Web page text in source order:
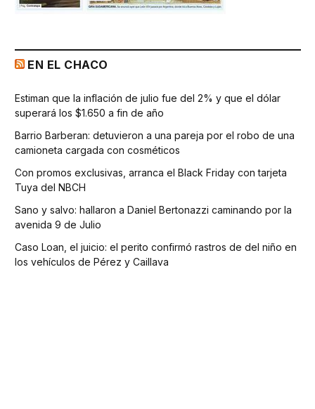
EN EL CHACO
Estiman que la inflación de julio fue del 2% y que el dólar
superará los $1.650 a fin de año
Barrio Barberan: detuvieron a una pareja por el robo de una
camioneta cargada con cosméticos
Con promos exclusivas, arranca el Black Friday con tarjeta
Tuya del NBCH
Sano y salvo: hallaron a Daniel Bertonazzi caminando por la
avenida 9 de Julio
Caso Loan, el juicio: el perito confirmó rastros de del niño en
los vehículos de Pérez y Caillava